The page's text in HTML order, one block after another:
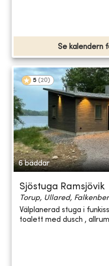
Se kalendern
5 (20)
6 bäddar
Sjöstuga Ramsjövik
Torup, Ullared,
Välplanerad stuga i
toalett med dusch ,